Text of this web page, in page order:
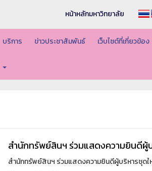
หน้าหลักมหาวิทยาลัย
บริการ ข่าวประชาสัมพันธ์ เว็บไซต์ที่เกี่ยวข้อง
สำนักทรัพย์สินฯ ร่วมแสดงความยินดีผู้
สำนักทรัพย์สินฯ ร่วมแสดงความยินดีผู้บริหารชุดใ